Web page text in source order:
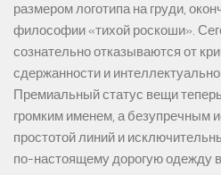
размером логотипа на груди,
философии «тихой роскоши».
сознательно отказываются от
сдержанности и
Премиальный статус вещи
громким именем, а безупречным
простотой линий и
по-настоящему дорогую одежду